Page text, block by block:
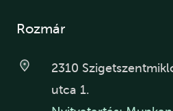
Rozmár
2310
utca 1.